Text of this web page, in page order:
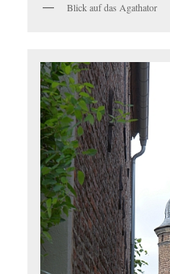
Blick auf das Agathator